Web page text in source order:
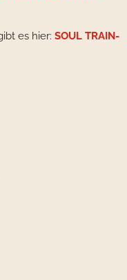
es hier: SOUL TRAIN-